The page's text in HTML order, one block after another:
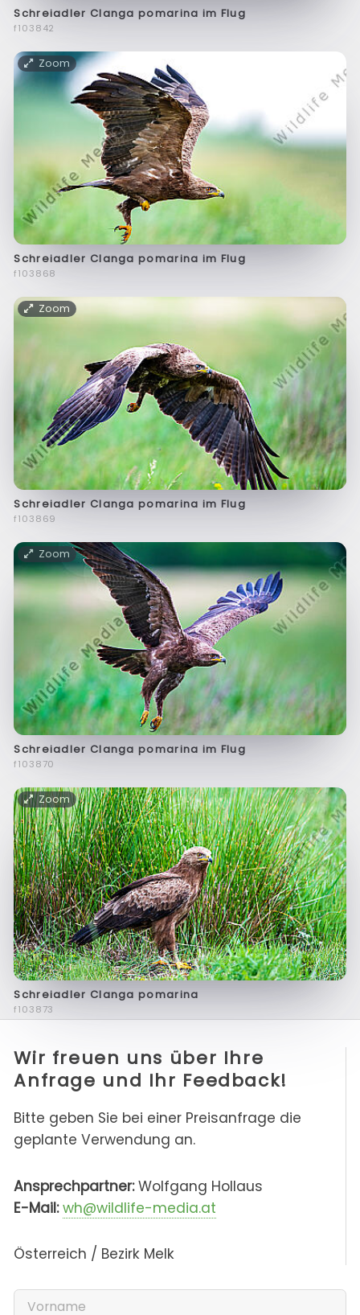
Schreiadler Clanga pomarina im Flug
f103842
Zoom
Schreiadler Clanga pomarina im Flug
f103868
Zoom
Schreiadler Clanga pomarina im Flug
f103869
Zoom
Schreiadler Clanga pomarina im Flug
f103870
Zoom
Schreiadler Clanga pomarina
f103873
Wir freuen uns über Ihre
Anfrage und Ihr Feedback!
Bitte geben Sie bei einer Preisanfrage die
geplante Verwendung an.
Ansprechpartner:Wolfgang Hollaus
E-Mail: wh@wildlife-media.at
Österreich / Bezirk Melk